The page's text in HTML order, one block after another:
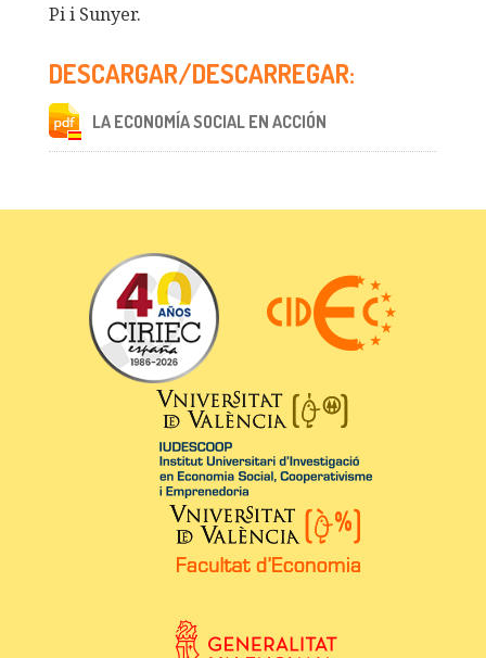
Pi i Sunyer.
DESCARGAR/DESCARREGAR:
LA ECONOMÍA SOCIAL EN ACCIÓN